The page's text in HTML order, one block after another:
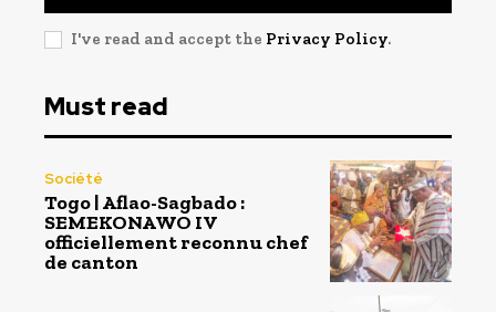
I've read and accept the Privacy Policy.
Must read
Société
Togo | Aflao-Sagbado :
SEMEKONAWO IV
officiellement reconnu chef
de canton